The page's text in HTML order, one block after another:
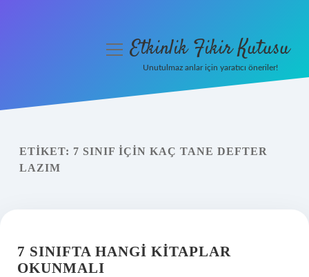
Yasal Uyarı
menüyüEtkinlik Fikir Kutusu
Unutulmaz anlar için yaratıcı öneriler!
ETIKET: 7 SINIF IÇIN KAÇ TANE DEFTER
LAZIM
7 SINIFTA HANGI KITAPLAR
OKUNMALI